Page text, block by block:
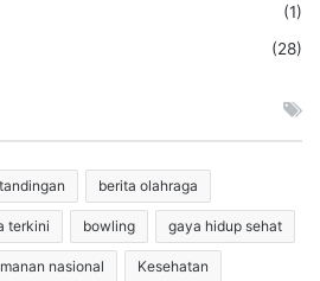
(1)
(28)
berita olahraga
terkini bowling gaya hidup sehat
nasional Kesehatan